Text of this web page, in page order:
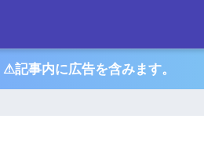
⚠︎記事内に広告を含みます。